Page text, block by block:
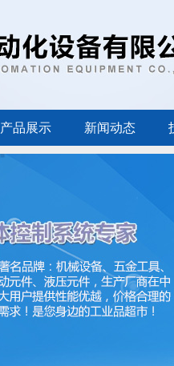
产品展示 新闻动态